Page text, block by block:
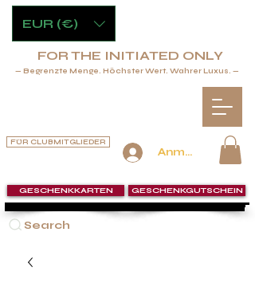
Anmelden
FÜR CLUBMITGLIEDER
Search
GESCHENKKARTEN GESCHENKGUTSCHEIN
FOR THE INITIATED ONLY
— Begrenzte Menge. Höchster Wert. Wahrer Luxus. —
EUR (€)